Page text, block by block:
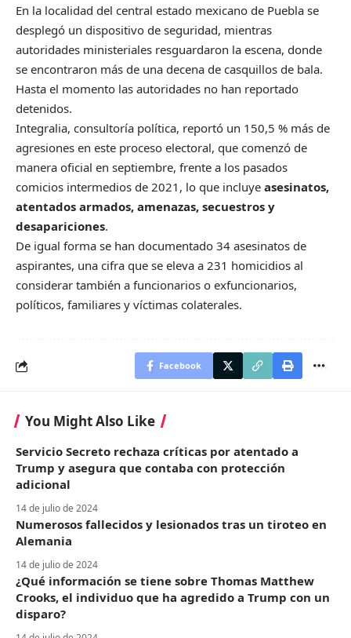
En la localidad del central estado mexicano de Puebla se
desplegó un dispositivo de seguridad, mientras
autoridades ministeriales resguardaron la escena, donde
se encontraron más de una decena de casquillos de bala.
Hasta el momento las autoridades no han reportado
detenidos.
Integralia, consultoría política, reportó un 150,5 % más de
agresiones en este proceso electoral, que comenzó de
manera oficial en septiembre, frente a los pasados
comicios intermedios de 2021, lo que incluye asesinatos,
atentados armados, amenazas, secuestros y
desapariciones.
De igual forma se han documentado 34 asesinatos de
aspirantes, una cifra que se eleva a 231 homicidios al
considerar también a funcionarios o exfuncionarios,
políticos, familiares y víctimas colaterales.
Facebook
You Might Also Like
Servicio Secreto rechaza críticas por atentado a
Trump y asegura que contaba con protección
adicional
14 de julio de 2024
Numerosos fallecidos y lesionados tras un tiroteo en
Alemania
14 de julio de 2024
¿Qué información se tiene sobre Thomas Matthew
Crooks, el individuo que ha agredido a Trump con un
disparo?